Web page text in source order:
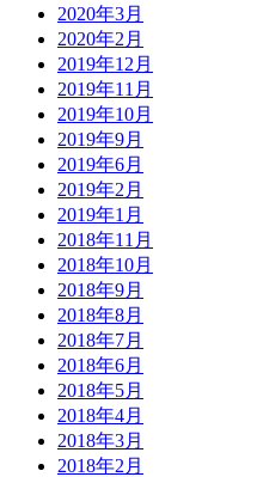
2020年3月
2020年2月
2019年12月
2019年11月
2019年10月
2019年9月
2019年6月
2019年2月
2019年1月
2018年11月
2018年10月
2018年9月
2018年8月
2018年7月
2018年6月
2018年5月
2018年4月
2018年3月
2018年2月